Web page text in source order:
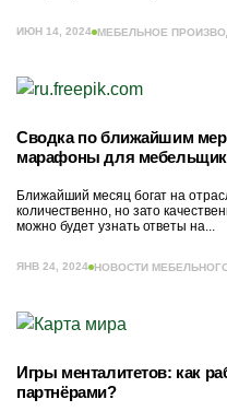
ИЮН 14, 2024 МЕБЕЛЬНОЕ
Сводка по ближайшим
марафоны для
Ближайший месяц богат на
количественно, но зато
можно будет узнать ответы на...
ЯНВ 24, 2024 НОВОСТИ
Игры менталитетов: как
партнёрами?